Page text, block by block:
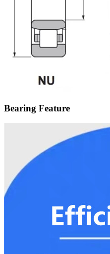
Bearing Feature